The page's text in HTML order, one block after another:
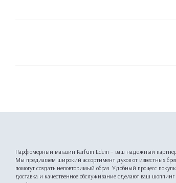
Парфюмерный магазин Parfum Edem – ваш надежный
Мы предлагаем широкий ассортимент духов от известных
помогут создать неповторимый образ. Удобный процесс
доставка и качественное обслуживание сделают ваш